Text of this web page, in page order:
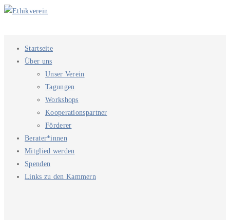
Startseite
Über uns
Unser Verein
Tagungen
Workshops
Kooperationspartner
Förderer
Berater*innen
Mitglied werden
Spenden
Links zu den Kammern